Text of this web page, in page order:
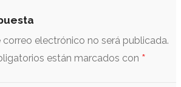
correo electrónico no será publicada.
están marcados con *